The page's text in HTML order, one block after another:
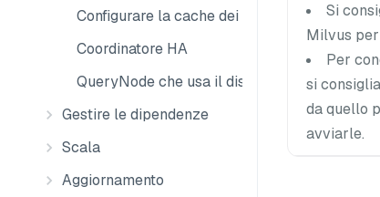
Configurare la cache dei chunk
Coordinatore HA
QueryNode che usa il disco locale
Gestire le dipendenze
Scala
Aggiornamento
Si
Milvus
Per
si
da quello
avviarle.